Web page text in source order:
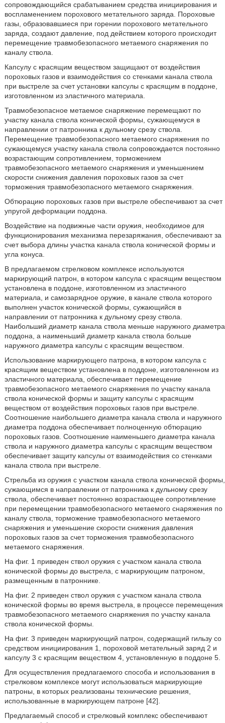
сопровождающийся срабатыванием средства инициирования и
воспламенением порохового метательного заряда. Пороховые
газы, образовавшиеся при горении порохового метательного
заряда, создают давление, под действием которого происходит
перемещение травмобезопасного метаемого снаряжения по
каналу ствола.
Капсулу с красящим веществом защищают от воздействия
пороховых газов и взаимодействия со стенками канала ствола
при выстреле за счет установки капсулы с красящим в поддоне,
изготовленном из эластичного материала.
Травмобезопасное метаемое снаряжение перемещают по
участку канала ствола конической формы, сужающемуся в
направлении от патронника к дульному срезу ствола.
Перемещение травмобезопасного метаемого снаряжения по
сужающемуся участку канала ствола сопровождается постоянно
возрастающим сопротивлением, торможением
травмобезопасного метаемого снаряжения и уменьшением
скорости снижения давления пороховых газов за счет
торможения травмобезопасного метаемого снаряжения.
Обтюрацию пороховых газов при выстреле обеспечивают за счет
упругой деформации поддона.
Воздействие на подвижные части оружия, необходимое для
функционирования механизма перезаряжания, обеспечивают за
счет выбора длины участка канала ствола конической формы и
угла конуса.
В предлагаемом стрелковом комплексе используются
маркирующий патрон, в котором капсула с красящим веществом
установлена в поддоне, изготовленном из эластичного
материала, и самозарядное оружие, в канале ствола которого
выполнен участок конической формы, сужающийся в
направлении от патронника к дульному срезу ствола.
Наибольший диаметр канала ствола меньше наружного диаметра
поддона, а наименьший диаметр канала ствола больше
наружного диаметра капсулы с красящим веществом.
Использование маркирующего патрона, в котором капсула с
красящим веществом установлена в поддоне, изготовленном из
эластичного материала, обеспечивает перемещение
травмобезопасного метаемого снаряжения по участку канала
ствола конической формы и защиту капсулы с красящим
веществом от воздействия пороховых газов при выстреле.
Соотношение наибольшего диаметра канала ствола и наружного
диаметра поддона обеспечивает полноценную обтюрацию
пороховых газов. Соотношение наименьшего диаметра канала
ствола и наружного диаметра капсулы с красящим веществом
обеспечивает защиту капсулы от взаимодействия со стенками
канала ствола при выстреле.
Стрельба из оружия с участком канала ствола конической формы,
сужающимся в направлении от патронника к дульному срезу
ствола, обеспечивает постоянно возрастающее сопротивление
при перемещении травмобезопасного метаемого снаряжения по
каналу ствола, торможение травмобезопасного метаемого
снаряжения и уменьшение скорости снижения давления
пороховых газов за счет торможения травмобезопасного
метаемого снаряжения.
На фиг. 1 приведен ствол оружия с участком канала ствола
конической формы до выстрела, с маркирующим патроном,
размещенным в патроннике.
На фиг. 2 приведен ствол оружия с участком канала ствола
конической формы во время выстрела, в процессе перемещения
травмобезопасного метаемого снаряжения по участку канала
ствола конической формы.
На фиг. 3 приведен маркирующий патрон, содержащий гильзу со
средством инициирования 1, пороховой метательный заряд 2 и
капсулу 3 с красящим веществом 4, установленную в поддоне 5.
Для осуществления предлагаемого способа и использования в
стрелковом комплексе могут использоваться маркирующие
патроны, в которых реализованы технические решения,
использованные в маркирующем патроне [42].
Предлагаемый способ и стрелковый комплекс обеспечивают